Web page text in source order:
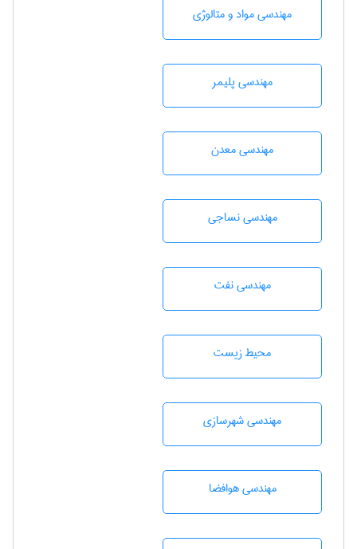
مهندسی مواد و متالوژی
مهندسی پليمر
مهندسی معدن
مهندسي نساجی
مهندسی نفت
محيط زيست
مهندسی شهرسازی
مهندسی هوافضا